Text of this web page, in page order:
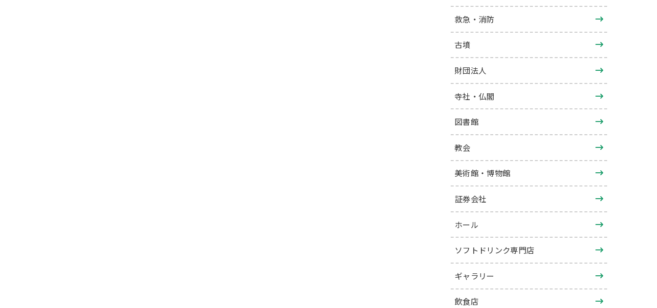
救急・消防
古墳
財団法人
寺社・仏閣
図書館
教会
美術館・博物館
証券会社
ホール
ソフトドリンク専門店
ギャラリー
飲食店